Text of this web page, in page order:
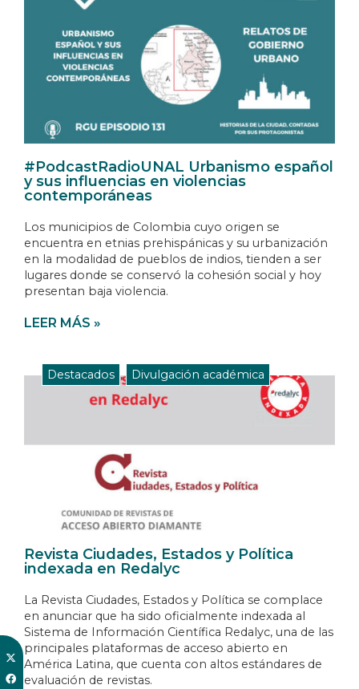
#PodcastRadioUNAL Urbanismo español
y sus influencias en violencias
contemporáneas
Los municipios de Colombia cuyo origen se
encuentra en etnias prehispánicas y su urbanización
en la modalidad de pueblos de indios, tienden a ser
lugares donde se conservó la cohesión social y hoy
presentan baja violencia.
LEER MÁS »
Destacados , Divulgación académica
Revista Ciudades, Estados y Política
indexada en Redalyc
La Revista Ciudades, Estados y Política se complace
en anunciar que ha sido oficialmente indexada al
Sistema de Información Científica Redalyc, una de las
principales plataformas de acceso abierto en
América Latina, que cuenta con altos estándares de
evaluación de revistas.